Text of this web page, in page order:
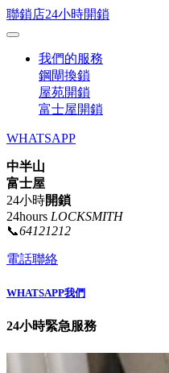
聯鎖店24小時開鎖
我們的服務
鋼閘換鎖
屋苑開鎖
富士屋開鎖
WHATSAPP
中半山
富士屋
24小時開鎖
24hours LOCKSMITH
📞64121212
電話聯絡
WHATSAPP我們
24小時緊急服務